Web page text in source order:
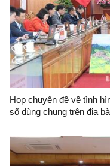
Họp chuyên đề về tình
số dùng chung trên địa